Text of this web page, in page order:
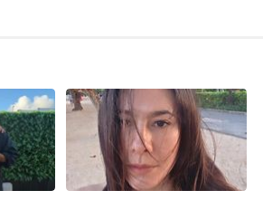
Selengkapnya
Suara soal Lantik Istri-Sepupu